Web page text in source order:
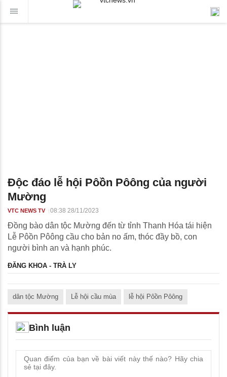
Độc đáo lễ hội Pôồn Pôông của người
Mường
VTC NEWS TV 08:38 28/11/2023
Đồng bào dân tộc Mường đến từ tỉnh Thanh Hóa tái hiện
Lễ Pôồn Pôông cầu cho bản no ấm, thóc đầy bồ, con
người bình an và hạnh phúc.
ĐĂNG KHOA - TRÀ LY
dân tộc Mường Lễ hội cầu mùa lễ hội Pôồn Pôông
Bình luận